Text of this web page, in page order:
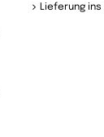
Lieferung ins